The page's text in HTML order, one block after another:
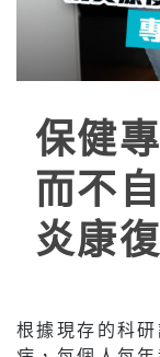
保健
而不
炎康
根據現存的科